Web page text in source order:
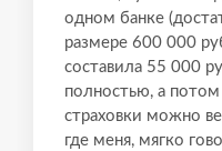
одном банке
размере 600 000
составила 55 000
полностью, а
страховки можно
где меня, мягко